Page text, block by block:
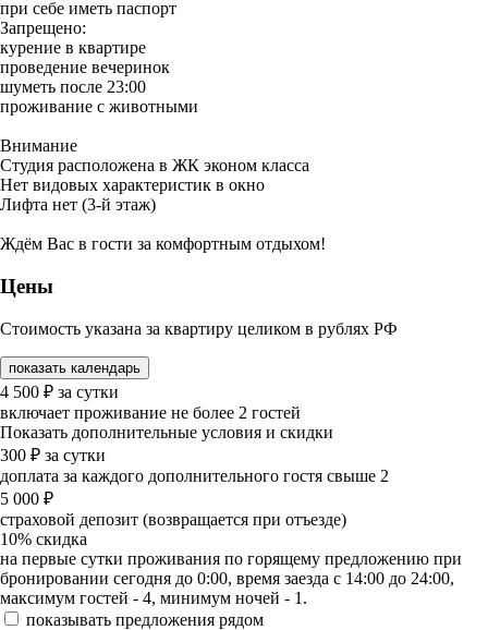
при себе иметь паспорт
Запрещено:
курение в квартире
проведение вечеринок
шуметь после 23:00
проживание с животными
Внимание
Студия расположена в ЖК эконом класса
Нет видовых характеристик в окно
Лифта нет (3-й этаж)
Ждём Вас в гости за комфортным отдыхом!
Цены
Стоимость указана за квартиру целиком в рублях РФ
показать календарь
4 500 ₽ за сутки
включает проживание не более 2 гостей
Показать дополнительные условия и скидки
300 ₽ за сутки
доплата за каждого дополнительного гостя свыше 2
5 000 ₽
страховой депозит (возвращается при отъезде)
10% скидка
на первые сутки проживания по горящему предложению при
бронировании сегодня до 0:00, время заезда с 14:00 до 24:00,
максимум гостей - 4, минимум ночей - 1.
показывать предложения рядом